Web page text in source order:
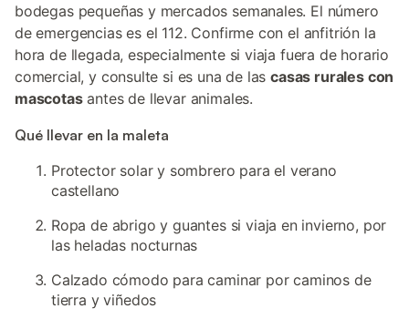
bodegas pequeñas y mercados semanales. El número
de emergencias es el 112. Confirme con el anfitrión la
hora de llegada, especialmente si viaja fuera de horario
comercial, y consulte si es una de lascasas rurales con
mascotasantes de llevar animales.
Qué llevar en la maleta
Protector solar y sombrero para el verano
castellano
Ropa de abrigo y guantes si viaja en invierno, por
las heladas nocturnas
Calzado cómodo para caminar por caminos de
tierra y viñedos